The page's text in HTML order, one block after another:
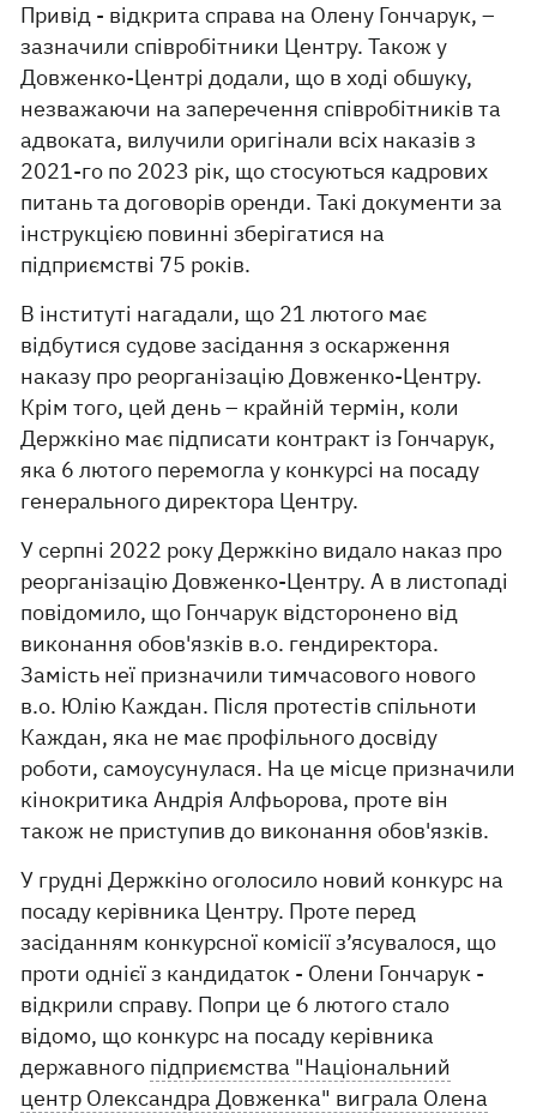
Привід - відкрита справа на Олену Гончарук, –
зазначили співробітники Центру. Також у
Довженко-Центрі додали, що в ході обшуку,
незважаючи на заперечення співробітників та
адвоката, вилучили оригінали всіх наказів з
2021-го по 2023 рік, що стосуються кадрових
питань та договорів оренди. Такі документи за
інструкцією повинні зберігатися на
підприємстві 75 років.
В інституті нагадали, що 21 лютого має
відбутися судове засідання з оскарження
наказу про реорганізацію Довженко-Центру.
Крім того, цей день – крайній термін, коли
Держкіно має підписати контракт із Гончарук,
яка 6 лютого перемогла у конкурсі на посаду
генерального директора Центру.
У серпні 2022 року Держкіно видало наказ про
реорганізацію Довженко-Центру. А в листопаді
повідомило, що Гончарук відсторонено від
виконання обов'язків в.о. гендиректора.
Замість неї призначили тимчасового нового
в.о. Юлію Каждан. Після протестів спільноти
Каждан, яка не має профільного досвіду
роботи, самоусунулася. На це місце призначили
кінокритика Андрія Алфьорова, проте він
також не приступив до виконання обов'язків.
У грудні Держкіно оголосило новий конкурс на
посаду керівника Центру. Проте перед
засіданням конкурсної комісії з’ясувалося, що
проти однієї з кандидаток - Олени Гончарук -
відкрили справу. Попри це 6 лютого стало
відомо, що конкурс на посаду керівника
державного підприємства "Національний
центр Олександра Довженка" виграла Олена